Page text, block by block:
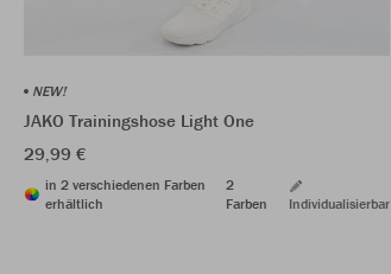
NEW!
JAKO Trainingshose Light One
29,99 €
in 2 verschiedenen Farben
erhältlich
2
Farben
Individualisierbar